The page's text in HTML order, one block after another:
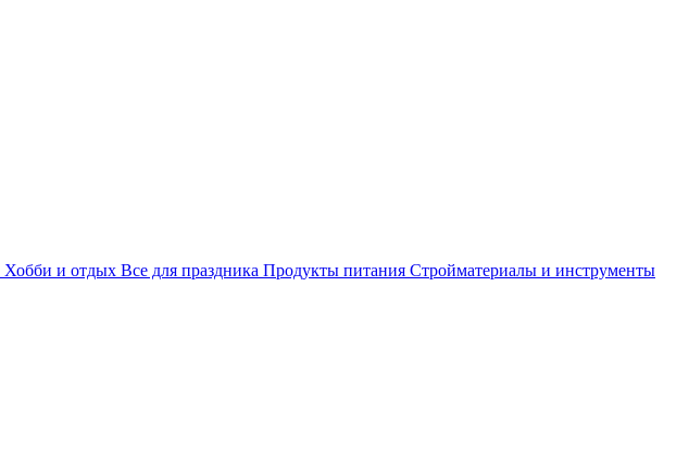
Хобби и отдых Все для праздника Продукты питания Стройматериалы и инструменты